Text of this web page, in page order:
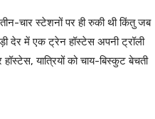
चार स्टेशनों पर ही रुकी थी किंतु जब
देर में एक ट्रेन हॉस्टेस अपनी ट्रॉली
यात्रियों को चाय-बिस्कुट बेचती